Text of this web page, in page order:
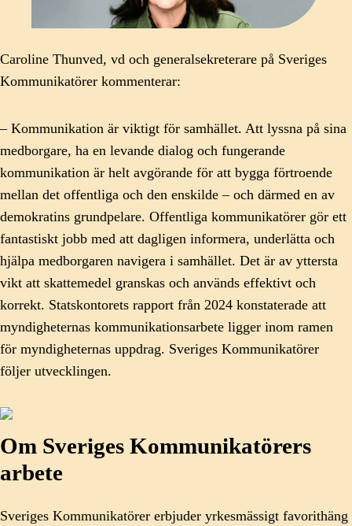
Caroline Thunved, vd och generalsekreterare på Sveriges
Kommunikatörer kommenterar:
– Kommunikation är viktigt för samhället. Att lyssna på sina
medborgare, ha en levande dialog och fungerande
kommunikation är helt avgörande för att bygga förtroende
mellan det offentliga och den enskilde – och därmed en av
demokratins grundpelare. Offentliga kommunikatörer gör ett
fantastiskt jobb med att dagligen informera, underlätta och
hjälpa medborgaren navigera i samhället. Det är av yttersta
vikt att skattemedel granskas och används effektivt och
korrekt. Statskontorets rapport från 2024 konstaterade att
myndigheternas kommunikationsarbete ligger inom ramen
för myndigheternas uppdrag. Sveriges Kommunikatörer
följer utvecklingen.
Om Sveriges Kommunikatörers
arbete
Sveriges Kommunikatörer erbjuder yrkesmässigt favorithäng